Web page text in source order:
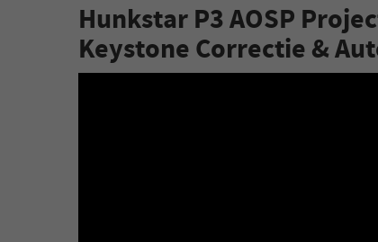
Hunkstar P3 AOSP
Keystone Correctie &